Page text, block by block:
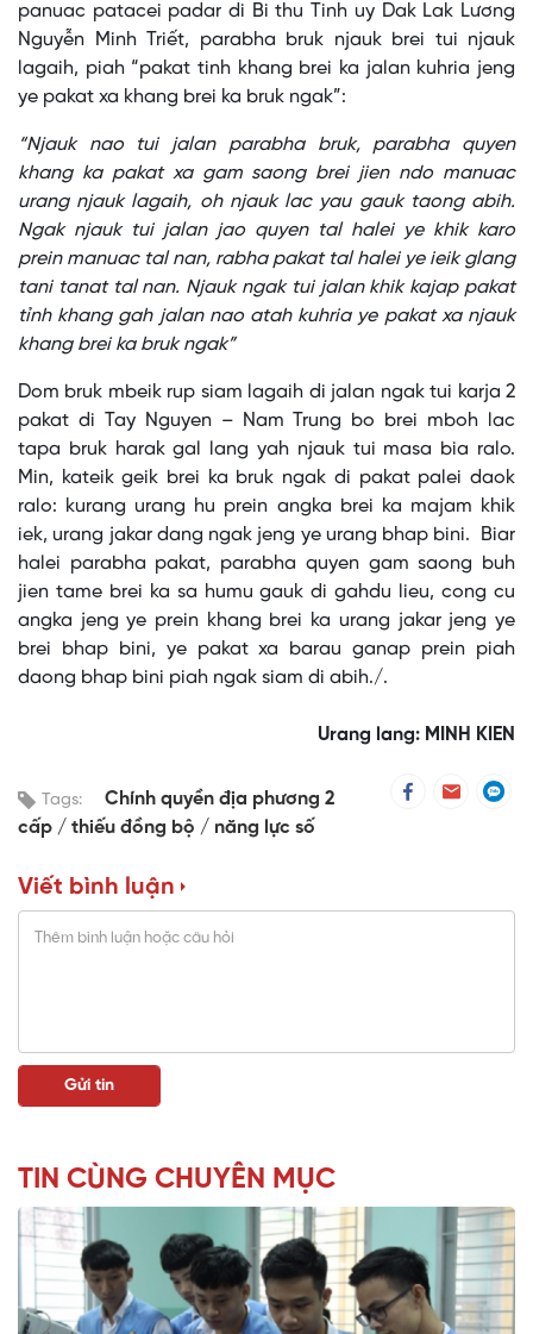
panuac patacei padar di Bi thu Tinh uy Dak Lak Lương
Nguyễn Minh Triết, parabha bruk njauk brei tui njauk
lagaih, piah “pakat tinh khang brei ka jalan kuhria jeng
ye pakat xa khang brei ka bruk ngak”:
“Njauk nao tui jalan parabha bruk, parabha quyen
khang ka pakat xa gam saong brei jien ndo manuac
urang njauk lagaih, oh njauk lac yau gauk taong abih.
Ngak njauk tui jalan jao quyen tal halei ye khik karo
prein manuac tal nan, rabha pakat tal halei ye ieik glang
tani tanat tal nan. Njauk ngak tui jalan khik kajap pakat
tỉnh khang gah jalan nao atah kuhria ye pakat xa njauk
khang brei ka bruk ngak”
Dom bruk mbeik rup siam lagaih di jalan ngak tui karja 2
pakat di Tay Nguyen – Nam Trung bo brei mboh lac
tapa bruk harak gal lang yah njauk tui masa bia ralo.
Min, kateik geik brei ka bruk ngak di pakat palei daok
ralo: kurang urang hu prein angka brei ka majam khik
iek, urang jakar dang ngak jeng ye urang bhap bini. Biar
halei parabha pakat, parabha quyen gam saong buh
jien tame brei ka sa humu gauk di gahdu lieu, cong cu
angka jeng ye prein khang brei ka urang jakar jeng ye
brei bhap bini, ye pakat xa barau ganap prein piah
daong bhap bini piah ngak siam di abih./.
Urang lang: MINH KIEN
Tags:
Chính quyền địa phương 2
cấp
thiếu đồng bộ năng lực số
Viết bình luận
TIN CÙNG CHUYÊN MỤC